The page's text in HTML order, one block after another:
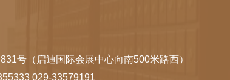
号（启迪国际会展中心向南500米路西）
029-33579191